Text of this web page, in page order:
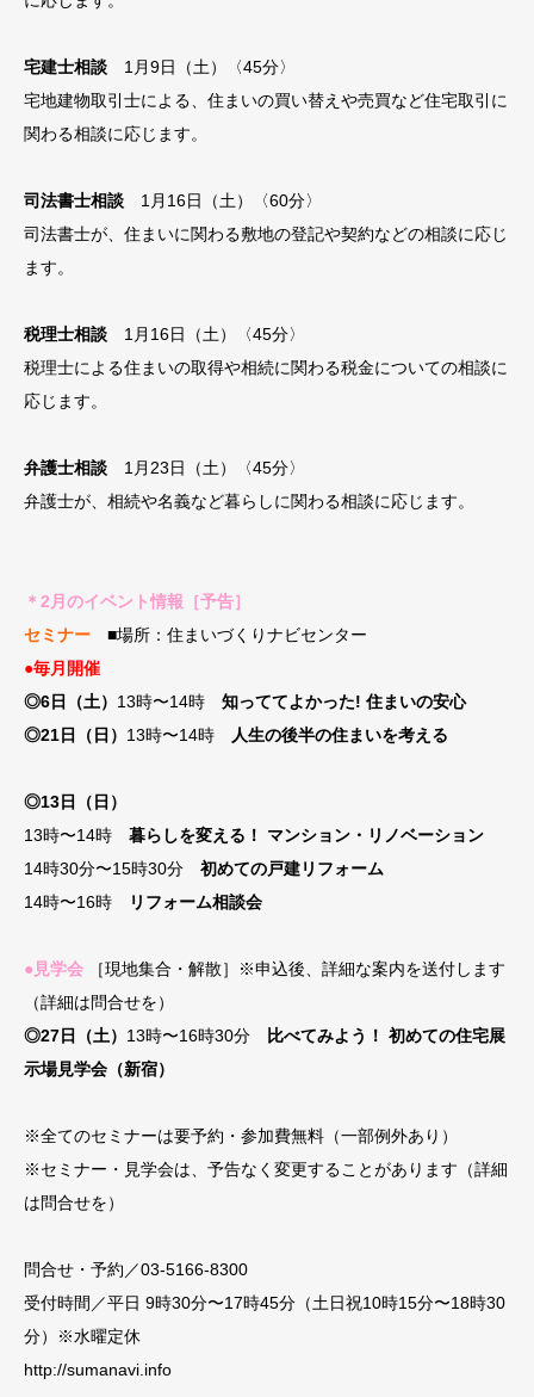
宅建士相談 1月9日（土）〈45分〉
宅地建物取引士による、住まいの買い替えや売買など住宅取引に
関わる相談に応じます。
司法書士相談 1月16日（土）〈60分〉
司法書士が、住まいに関わる敷地の登記や契約などの相談に応じ
ます。
税理士相談 1月16日（土）〈45分〉
税理士による住まいの取得や相続に関わる税金についての相談に
応じます。
弁護士相談 1月23日（土）〈45分〉
弁護士が、相続や名義など暮らしに関わる相談に応じます。
＊2月のイベント情報［予告］
セミナー ■場所：住まいづくりナビセンター
●毎月開催
◎6日（土） 13時〜14時 知っててよかった! 住まいの安心
◎21日（日） 13時〜14時 人生の後半の住まいを考える
◎13日（日）
13時〜14時 暮らしを変える！ マンション・リノベーション
14時30分〜15時30分 初めての戸建リフォーム
14時〜16時 リフォーム相談会
●見学会
［現地集合・解散］※申込後、詳細な案内を送付します
（詳細は問合せを）
◎27日（土） 13時〜16時30分
比べてみよう！ 初めての住宅展
示場見学会（新宿）
※全てのセミナーは要予約・参加費無料（一部例外あり）
※セミナー・見学会は、予告なく変更することがあります（詳細
は問合せを）
問合せ・予約／03-5166-8300
受付時間／平日 9時30分〜17時45分（土日祝10時15分〜18時30
分）※水曜定休
http://sumanavi.info